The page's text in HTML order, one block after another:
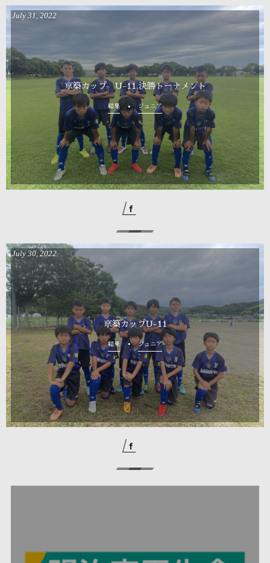
京築カップ U-11 決勝トーナメント
July 31 , 2022
結果 ジュニア
京築カップU-11
July 30, 2022
結果 ジュニア